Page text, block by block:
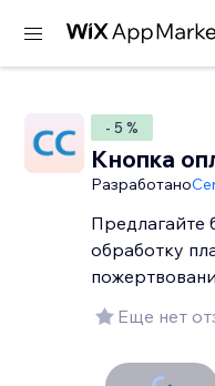
- 5 %
Кнопка
Разработано
Предлагайте
обработку
Еще нет